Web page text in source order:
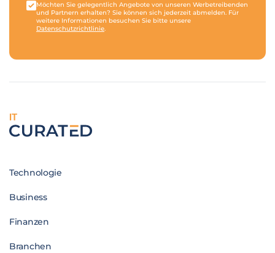
Möchten Sie gelegentlich Angebote von unseren Werbetreibenden
und Partnern erhalten? Sie können sich jederzeit abmelden. Für
weitere Informationen besuchen Sie bitte unsere
Datenschutzrichtlinie.
IT
Technologie
Business
Finanzen
Branchen